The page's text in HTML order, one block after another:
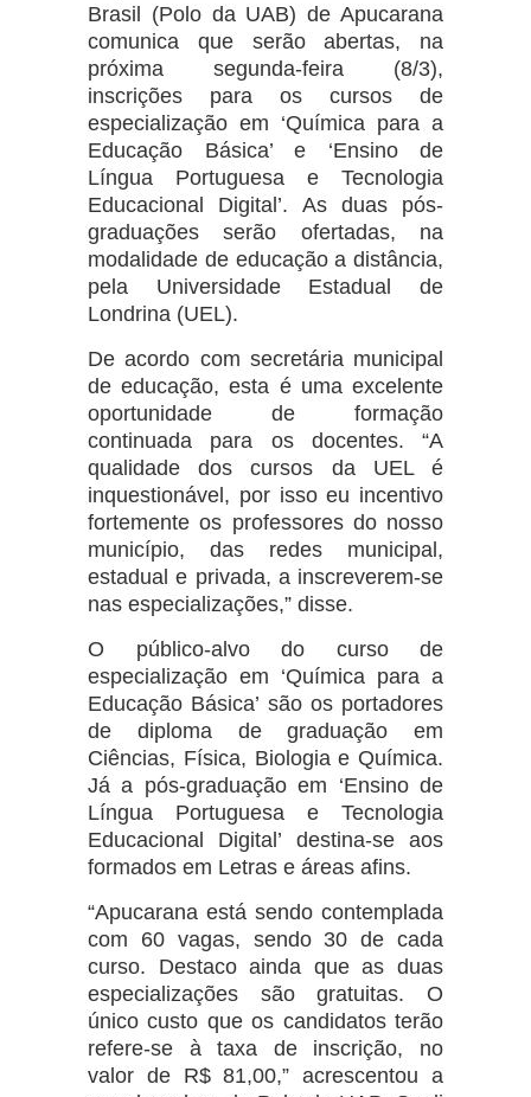
Brasil (Polo da UAB) de Apucarana
comunica que serão abertas, na
próxima segunda-feira (8/3),
inscrições para os cursos de
especialização em ‘Química para a
Educação Básica’ e ‘Ensino de
Língua Portuguesa e Tecnologia
Educacional Digital’. As duas pós-
graduações serão ofertadas, na
modalidade de educação a distância,
pela Universidade Estadual de
Londrina (UEL).
De acordo com secretária municipal
de educação, esta é uma excelente
oportunidade de formação
continuada para os docentes. “A
qualidade dos cursos da UEL é
inquestionável, por isso eu incentivo
fortemente os professores do nosso
município, das redes municipal,
estadual e privada, a inscreverem-se
nas especializações,” disse.
O público-alvo do curso de
especialização em ‘Química para a
Educação Básica’ são os portadores
de diploma de graduação em
Ciências, Física, Biologia e Química.
Já a pós-graduação em ‘Ensino de
Língua Portuguesa e Tecnologia
Educacional Digital’ destina-se aos
formados em Letras e áreas afins.
“Apucarana está sendo contemplada
com 60 vagas, sendo 30 de cada
curso. Destaco ainda que as duas
especializações são gratuitas. O
único custo que os candidatos terão
refere-se à taxa de inscrição, no
valor de R$ 81,00,” acrescentou a